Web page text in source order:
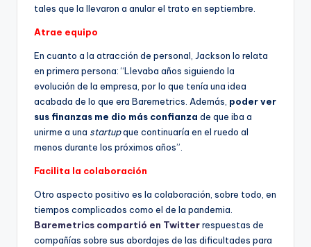
tales que la llevaron a anular el trato en septiembre.
Atrae equipo
En cuanto a la atracción de personal, Jackson lo relata
en primera persona: “Llevaba años siguiendo la
evolución de la empresa, por lo que tenía una idea
acabada de lo que era Baremetrics. Además, poder ver
sus finanzas me dio más confianza de que iba a
unirme a una startupque continuaría en el ruedo al
menos durante los próximos años”.
Facilita la colaboración
Otro aspecto positivo es la colaboración, sobre todo, en
tiempos complicados como el de la pandemia.
Baremetrics compartió en Twitterrespuestas de
compañías sobre sus abordajes de las dificultades para